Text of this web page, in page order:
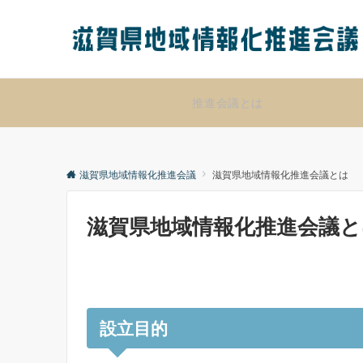
推進会議とは
滋賀県地域情報化推進会議 滋賀県地域情報化推進会議とは
滋賀県地域情報化推進会議
設立目的